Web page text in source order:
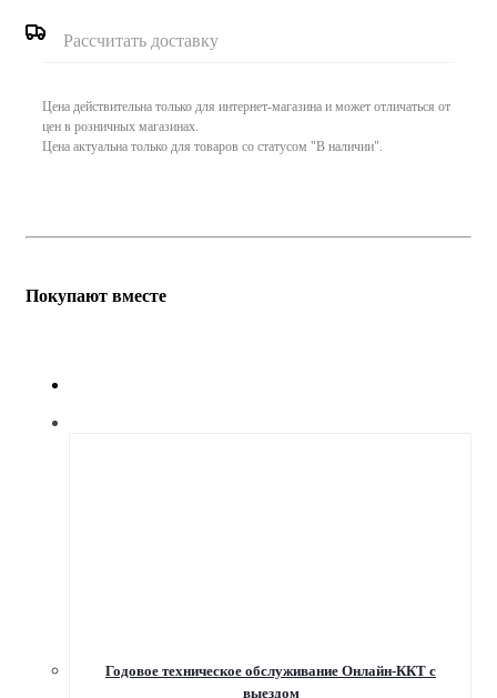
Рассчитать доставку
Цена действительна только для интернет-магазина и может отличаться от
цен в розничных магазинах.
Цена актуальна только для товаров со статусом "В наличии".
Покупают вместе
Годовое техническое обслуживание Онлайн-ККТ с
выездом